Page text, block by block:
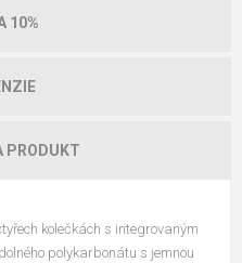
10%
PRODUKT
kolečkách s integrovaným
polykarbonátu s jemnou